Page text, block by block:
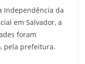
Independência da
em Salvador, a
foram
pela prefeitura.